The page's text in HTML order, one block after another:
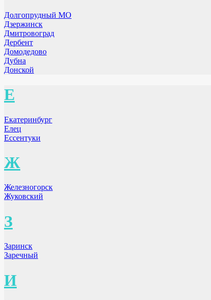
Долгопрудный МО
Дзержинск
Дмитровоград
Дербент
Домодедово
Дубна
Донской
Е
Екатеринбург
Елец
Ессентуки
Ж
Железногорск
Жуковский
З
Заринск
Заречный
И